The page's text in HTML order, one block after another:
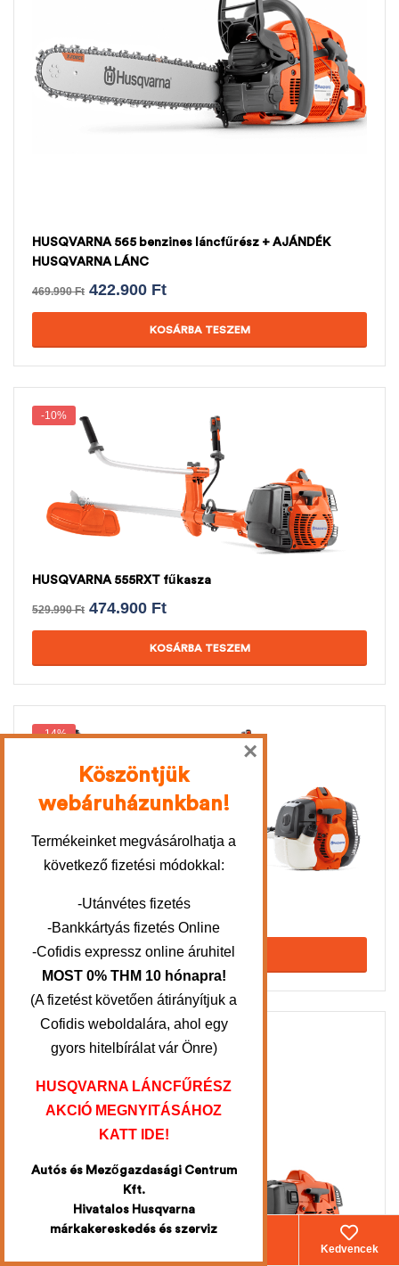
HUSQVARNA 565 benzines láncfűrész + AJÁNDÉK
HUSQVARNA LÁNC
469.990Ft 422.900 Ft
KOSÁRBA TESZEM
-10%
HUSQVARNA 555RXT fűkasza
529.990Ft 474.900 Ft
KOSÁRBA TESZEM
-14%
219.900Ft
KOSÁRBA TESZEM
Kedvencek
Köszöntjük
webáruházunkban!
Termékeinket megvásárolhatja a
következő fizetési módokkal:
-Utánvétes fizetés
-Bankkártyás fizetés Online
-Cofidis expressz online áruhitel
MOST 0% THM 10 hónapra!
(A fizetést követően átirányítjuk a
Cofidis weboldalára, ahol egy
gyors hitelbírálat vár Önre)
HUSQVARNA LÁNCFŰRÉSZ
AKCIÓ MEGNYITÁSÁHOZ
KATT IDE!
Autós és Mezőgazdasági Centrum
Kft.
Hivatalos Husqvarna
márkakereskedés és szerviz
×